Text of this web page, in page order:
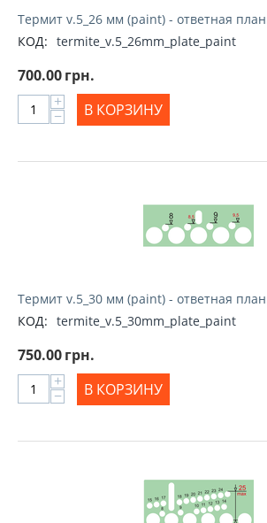
Термит v.5_26 мм (paint) - ответная
КОД: termite_v.5_26mm_plate_paint
700.00грн.
+
− В КОРЗИНУ
Термит v.5_30 мм (paint) - ответная
КОД: termite_v.5_30mm_plate_paint
750.00грн.
+
− В КОРЗИНУ